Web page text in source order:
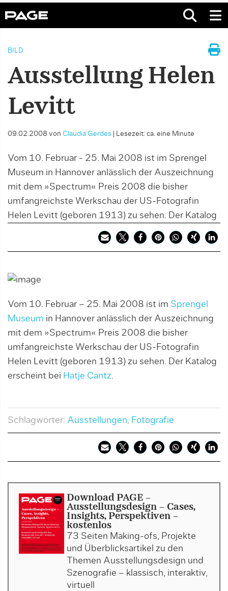
BILD
Ausstellung Helen
Levitt
09.02.2008 von Claudia Gerdes Lesezeit: ca. eine Minute
Vom 10. Februar - 25. Mai 2008 ist im Sprengel
Museum in Hannover anlässlich der Auszeichnung
mit dem »Spectrum« Preis 2008 die bisher
umfangreichste Werkschau der US-Fotografin
Helen Levitt (geboren 1913) zu sehen. Der Katalog
Vom 10. Februar – 25. Mai 2008 ist im Sprengel
Museum in Hannover anlässlich der Auszeichnung
mit dem »Spectrum« Preis 2008 die bisher
umfangreichste Werkschau der US-Fotografin
Helen Levitt (geboren 1913) zu sehen. Der Katalog
erscheint bei Hatje Cantz
Schlagwörter: Ausstellungen Fotografie
Download PAGE -
Ausstellungsdesign - Cases,
Insights, Perspektiven -
kostenlos
73 Seiten Making-ofs, Projekte
und Überblicksartikel zu den
Themen Ausstellungsdesign und
Szenografie – klassisch, interaktiv,
virtuell